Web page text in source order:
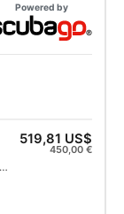
Powered by
519,81 US$
450,00 €